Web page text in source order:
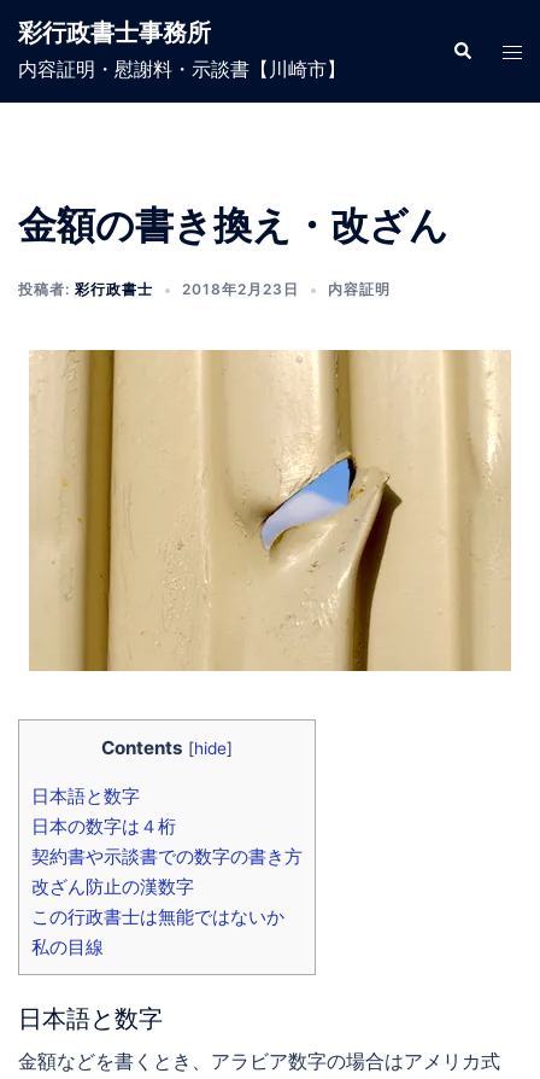
ン
彩行政書士事務所
内容証明・慰謝料・示談書【川崎市】
検
索
ト
金額の書き換え・改ざん
投稿者: 彩行政書士 2018年2月23日 内容証明
Contents [hide]
日本語と数字
日本の数字は４桁
契約書や示談書での数字の書き方
改ざん防止の漢数字
この行政書士は無能ではないか
私の目線
日本語と数字
金額などを書くとき、アラビア数字の場合はアメリカ式